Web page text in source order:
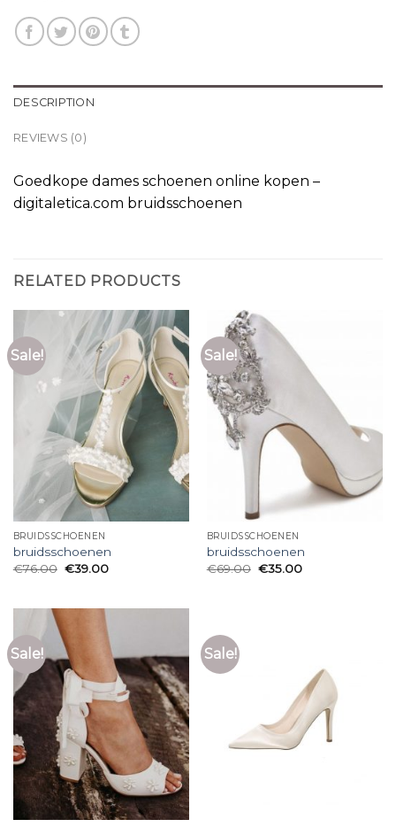
DESCRIPTION
REVIEWS (0)
Goedkope dames schoenen online kopen –
digitaletica.com bruidsschoenen
RELATED PRODUCTS
Sale!
BRUIDSSCHOENEN
bruidsschoenen
€76.00 €39.00
Sale!
BRUIDSSCHOENEN
bruidsschoenen
€69.00 €35.00
Sale! Sale!